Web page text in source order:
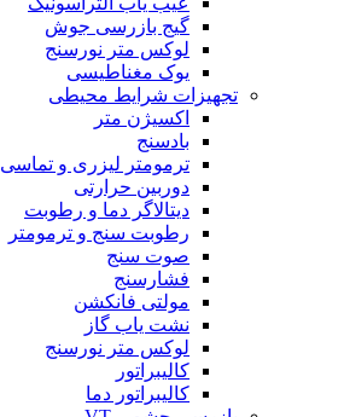
گیج بازرسی جوش
لوکس متر نورسنج
یوک مغناطیسی
تجهیزات شرایط محیطی
اکسیژن متر
بادسنج
ترمومتر لیزری و تماسی
دوربین حرارتی
دیتالاگر دما و رطوبت
رطوبت سنج و ترمومتر
صوت سنج
فشارسنج
مولتی فانکشن
نشت یاب گاز
لوکس متر نورسنج
کالیبراتور
کالیبراتور دما